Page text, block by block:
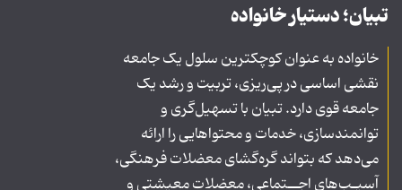
تبیان؛ دستیار خانواده
خانواده به عنوان کوچکترین سلول یک جامعه
نقشی اساسی در پی‌ریزی، تربیت و رشد یک
جامعه قوی دارد. تبیان با تسهیل‌گری و
توانمندسازی، خدمات و محتواهایی را ارائه
می‌دهد که بتواند گره‌گشای معضلات فرهنگی،
آسیـب‌های اجــتماعی، معضلات معیشتی و